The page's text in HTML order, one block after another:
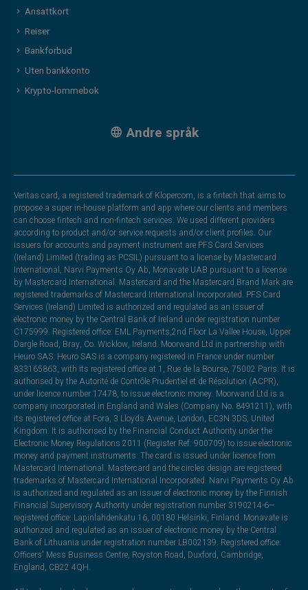
Ansattkort
Reiser
Bankforbud
Uten bankkonto
Krypto-lommebok
Andre språk
Veritas card, a registered trademark of Klopercom, is a fintech that aims to
propose a super in-house platform and app where our clients and members
can choose fintech and non-fintech services. We used different providers
according to product and/or service requests and/or client profiles. Our
issuers for accounts and payment instrument are PFS Card Services
(Ireland) Limited (trading as PCSIL) pursuant to a license by Mastercard
International, Narvi Payments Oy Ab, Monavate UAB pursuant to a license
by Mastercard International. Mastercard and the Mastercard Brand Mark are
registered trademarks of Mastercard International Incorporated. PFS Card
Services (Ireland) Limited is authorized and regulated as an issuer of
electronic money by the Central Bank of Ireland under registration number
C175999. Registered office: EML Payments,2nd Floor La Vallee House, Upper
Dargle Road, Bray, Co. Wicklow, Ireland. Moorwand Ltd in partnership with
Heuro SAS. Heuro SAS is a company registered in France under number
833165863, with its registered office at 1, Rue de la Bourse, 75002 Paris. It is
authorised by the Autorité de Contrôle Prudentiel et de Résolution (ACPR),
under licence number 17478, to issue electronic money. Moorwand Ltd is a
company incorporated in England and Wales (Company No. 8491211), with
its registered office at Fora, 3 Lloyds Avenue, London, EC3N 3DS, United
Kingdom. It is authorised by the Financial Conduct Authority under the
Electronic Money Regulations 2011 (Register Ref: 900709) to issue electronic
money and payment instruments. The card is issued under licence from
Mastercard International. Mastercard and the circles design are registered
trademarks of Mastercard International Incorporated. Narvi Payments Oy Ab
is authorized and regulated as an issuer of electronic money by the Finnish
Financial Supervisory Authority under registration number 3190214-6—
registered office: Lapinlahdenkatu 16, 00180 Helsinki, Finland. Monavate is
authorized and regulated as an issuer of electronic money by the Central
Bank of Lithuania under registration number LB002139. Registered office:
Officers' Mess Business Centre, Royston Road, Duxford, Cambridge,
England, CB22 4QH.